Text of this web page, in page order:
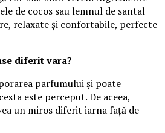
de cocos sau lemnul de santal
relaxate și confortabile, perfecte
diferit vara?
parfumului și poate
este perceput. De aceea,
un miros diferit iarna față de